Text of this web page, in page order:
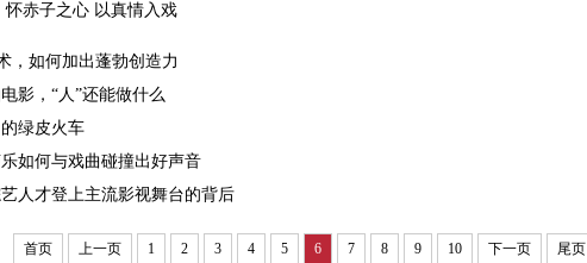
怀赤子之心 以真情入戏
，如何加出蓬勃创造力
影，“人”还能做什么
绿皮火车
如何与戏曲碰撞出好声音
人才登上主流影视舞台的背后
首页 上一页 1 2 3 4 5 6 7 8 9 10 下一页 尾页